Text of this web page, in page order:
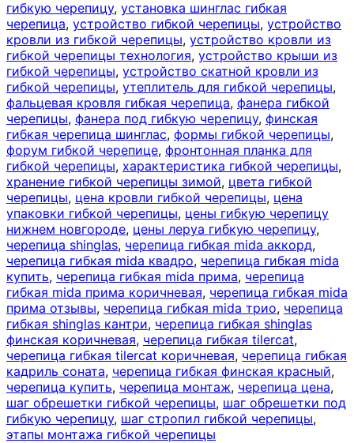
гибкую черепицу, установка шинглас гибкая
черепица, устройство гибкой черепицы, устройство
кровли из гибкой черепицы, устройство кровли из
гибкой черепицы технология, устройство крыши из
гибкой черепицы, устройство скатной кровли из
гибкой черепицы, утеплитель для гибкой черепицы,
фальцевая кровля гибкая черепица, фанера гибкой
черепицы, фанера под гибкую черепицу, финская
гибкая черепица шинглас, формы гибкой черепицы,
форум гибкой черепице, фронтонная планка для
гибкой черепицы, характеристика гибкой черепицы,
хранение гибкой черепицы зимой, цвета гибкой
черепицы, цена кровли гибкой черепицы, цена
упаковки гибкой черепицы, цены гибкую черепицу
нижнем новгороде, цены леруа гибкую черепицу,
черепица shinglas, черепица гибкая mida аккорд,
черепица гибкая mida квадро, черепица гибкая mida
купить, черепица гибкая mida прима, черепица
гибкая mida прима коричневая, черепица гибкая mida
прима отзывы, черепица гибкая mida трио, черепица
гибкая shinglas кантри, черепица гибкая shinglas
финская коричневая, черепица гибкая tilercat,
черепица гибкая tilercat коричневая, черепица гибкая
кадриль соната, черепица гибкая финская красный,
черепица купить, черепица монтаж, черепица цена,
шаг обрешетки гибкой черепицы, шаг обрешетки под
гибкую черепицу, шаг стропил гибкой черепицы,
этапы монтажа гибкой черепицы